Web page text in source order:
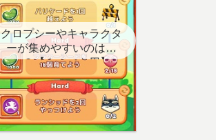
クロプシーやキャラクタ
ーが集めやすいのはど
こ？【クエスト用】